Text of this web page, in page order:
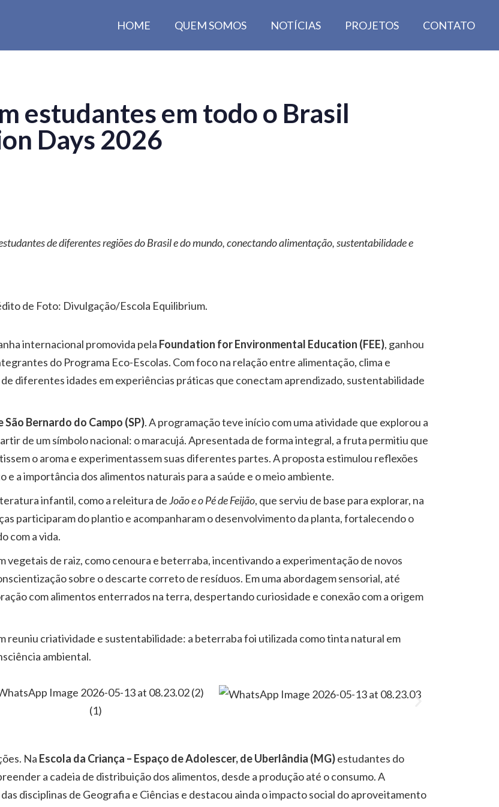
HOME QUEM SOMOS NOTÍCIAS PROJETOS CONTATO
estudantes em todo o Brasil
Days 2026
de diferentes regiões do Brasil e do mundo, conectando alimentação, sustentabilidade e
de Foto: Divulgação/Escola Equilibrium.
internacional promovida pela Foundation for Environmental Education (FEE), ganhou
do Programa Eco-Escolas. Com foco na relação entre alimentação, clima e
diferentes idades em experiências práticas que conectam aprendizado, sustentabilidade
São Bernardo do Campo (SP). A programação teve início com uma atividade que explorou a
de um símbolo nacional: o maracujá. Apresentada de forma integral, a fruta permitiu que
o aroma e experimentassem suas diferentes partes. A proposta estimulou reflexões
a importância dos alimentos naturais para a saúde e o meio ambiente.
infantil, como a releitura deJoão e o Pé de Feijão, que serviu de base para explorar, na
participaram do plantio e acompanharam o desenvolvimento da planta, fortalecendo o
com a vida.
vegetais de raiz, como cenoura e beterraba, incentivando a experimentação de novos
sobre o descarte correto de resíduos. Em uma abordagem sensorial, até
com alimentos enterrados na terra, despertando curiosidade e conexão com a origem
reuniu criatividade e sustentabilidade: a beterraba foi utilizada como tinta natural em
ambiental.
Na Escola da Criança – Espaço de Adolescer, de Uberlândia (MG)estudantes do
a cadeia de distribuição dos alimentos, desde a produção até o consumo. A
disciplinas de Geografia e Ciências e destacou ainda o impacto social do aproveitamento